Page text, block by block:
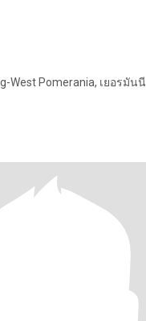
West Pomerania, เยอรมันนี